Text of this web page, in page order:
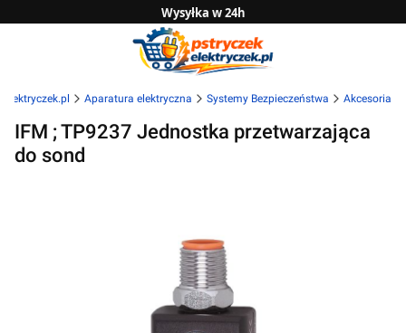
Wysyłka w 24h
Zwrot do 14 dni
Sprawdź naszą ofertę B2B
Aparatura elektryczna Systemy Bezpieczeństwa Akcesoria
IFM ; TP9237 Jednostka przetwarzająca
do sond